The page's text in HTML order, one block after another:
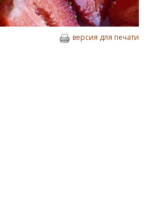
версия для печати